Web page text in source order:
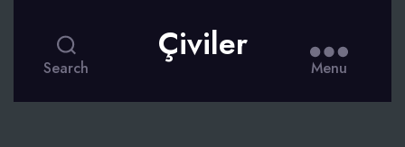
Search
Çiviler
Menu